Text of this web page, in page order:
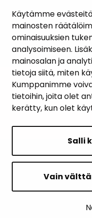
Käytämme
mainosten
ominaisuuksien
analysoimiseen.
mainosalan ja
tietoja siitä, miten
Kumppanimme
tietoihin, joita olet
kerätty, kun olet
Salli
Vain
SIVUN